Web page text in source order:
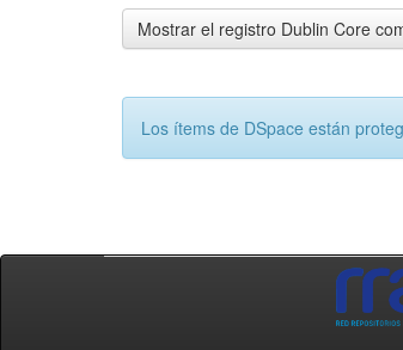
Mostrar el registro Dublin Core
Los ítems de DSpace están